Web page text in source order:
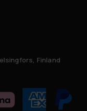
Finland